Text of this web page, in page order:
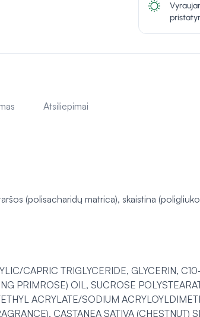
Atsiliepimai
(polisacharidų matrica), skaistina
CAPRIC TRIGLYCERIDE, GLYCERIN,
PRIMROSE) OIL, SUCROSE
ACRYLATE/SODIUM
CASTANEA SATIVA (CHESTNUT)